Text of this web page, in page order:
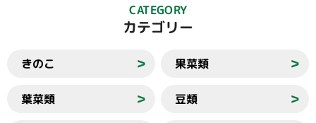
CATEGORY
カテゴリー
きのこ ＞ 果菜類 ＞
葉菜類 ＞ 豆類 ＞